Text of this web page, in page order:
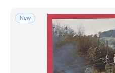
New